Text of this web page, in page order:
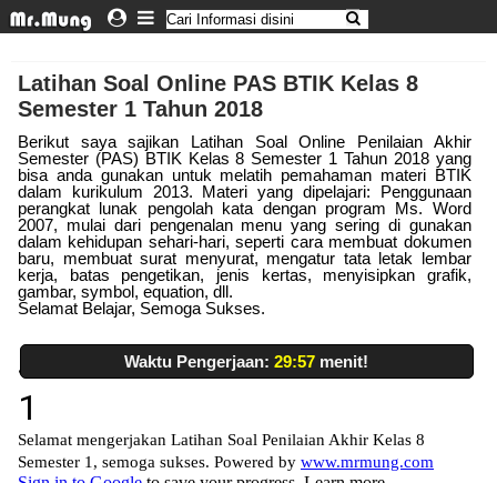
Latihan Soal Online PAS BTIK Kelas 8
Semester 1 Tahun 2018
Berikut saya sajikan Latihan Soal Online Penilaian Akhir
Semester (PAS) BTIK Kelas 8 Semester 1 Tahun 2018 yang
bisa anda gunakan untuk melatih pemahaman materi BTIK
dalam kurikulum 2013. Materi yang dipelajari: Penggunaan
perangkat lunak pengolah kata dengan program Ms. Word
2007, mulai dari pengenalan menu yang sering di gunakan
dalam kehidupan sehari-hari, seperti cara membuat dokumen
baru, membuat surat menyurat, mengatur tata letak lembar
kerja, batas pengetikan, jenis kertas, menyisipkan grafik,
gambar, symbol, equation, dll.
Selamat Belajar, Semoga Sukses.
Waktu Pengerjaan:29:57 menit!